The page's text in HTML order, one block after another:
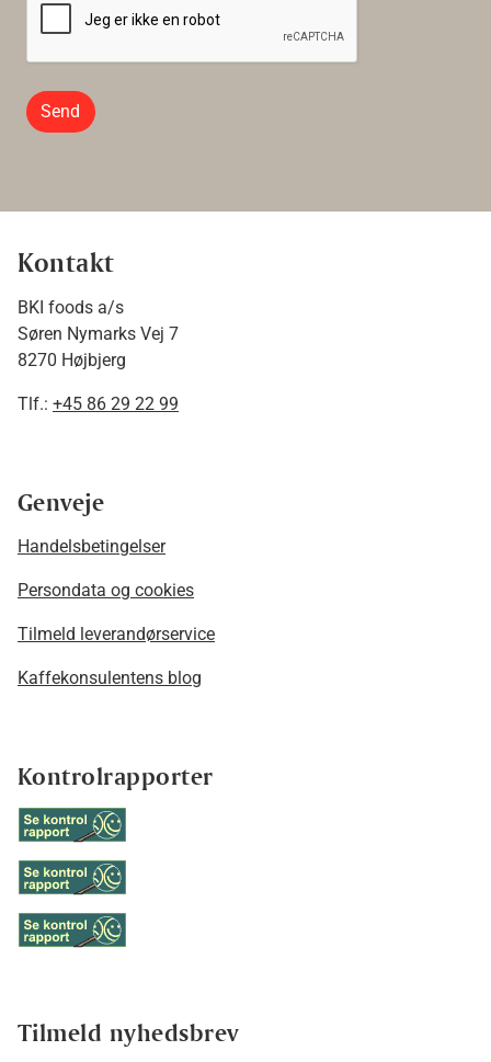
Send
Kontakt
BKI foods a/s
Søren Nymarks Vej 7
8270 Højbjerg
Tlf.: +45 86 29 22 99
Genveje
Handelsbetingelser
Persondata og cookies
Tilmeld leverandørservice
Kaffekonsulentens blog
Kontrolrapporter
Tilmeld nyhedsbrev